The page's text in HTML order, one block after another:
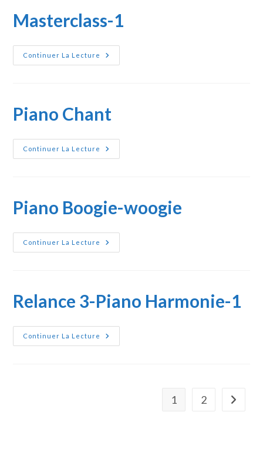
Masterclass-1
Continuer La Lecture
Masterclass-
1
Piano Chant
Continuer La Lecture
Piano
Chant
Piano Boogie-woogie
Continuer La Lecture
Piano
Boogie-
Relance 3-Piano Harmonie-1
Continuer La Lecture
Relance
3-
1 2 Aller à